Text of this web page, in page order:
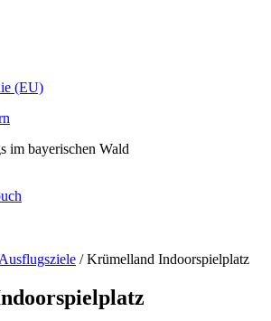
(EU)
im bayerischen Wald
Ausflugsziele /Krümelland Indoorspielplatz